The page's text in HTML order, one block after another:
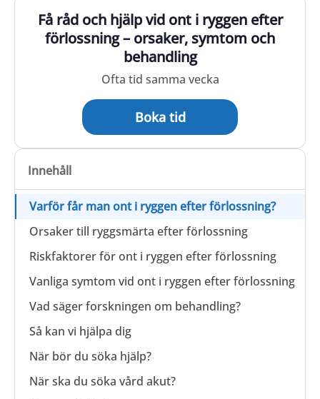
Få råd och hjälp vid ont i ryggen efter
förlossning – orsaker, symtom och
behandling
Ofta tid samma vecka
Boka tid
Innehåll
Varför får man ont i ryggen efter förlossning?
Orsaker till ryggsmärta efter förlossning
Riskfaktorer för ont i ryggen efter förlossning
Vanliga symtom vid ont i ryggen efter förlossning
Vad säger forskningen om behandling?
Så kan vi hjälpa dig
När bör du söka hjälp?
När ska du söka vård akut?